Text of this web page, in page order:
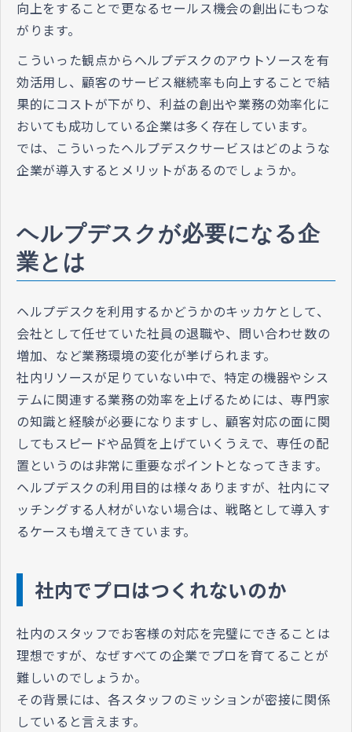
向上をすることで更なるセールス機会の創出にもつな
がります。
こういった観点からヘルプデスクのアウトソースを有
効活用し、顧客のサービス継続率も向上することで結
果的にコストが下がり、利益の創出や業務の効率化に
おいても成功している企業は多く存在しています。
では、こういったヘルプデスクサービスはどのような
企業が導入するとメリットがあるのでしょうか。
ヘルプデスクが必要になる企
業とは
ヘルプデスクを利用するかどうかのキッカケとして、
会社として任せていた社員の退職や、問い合わせ数の
増加、など業務環境の変化が挙げられます。
社内リソースが足りていない中で、特定の機器やシス
テムに関連する業務の効率を上げるためには、専門家
の知識と経験が必要になりますし、顧客対応の面に関
してもスピードや品質を上げていくうえで、専任の配
置というのは非常に重要なポイントとなってきます。
ヘルプデスクの利用目的は様々ありますが、社内にマ
ッチングする人材がいない場合は、戦略として導入す
るケースも増えてきています。
社内でプロはつくれないのか
社内のスタッフでお客様の対応を完璧にできることは
理想ですが、なぜすべての企業でプロを育てることが
難しいのでしょうか。
その背景には、各スタッフのミッションが密接に関係
していると言えます。